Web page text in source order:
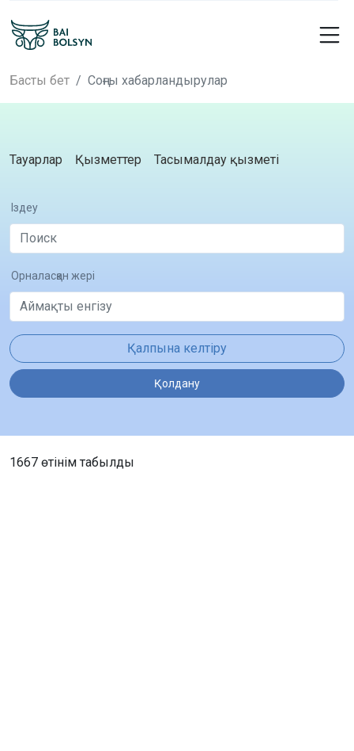
Басты бет Соңғы хабарландырулар
Тауарлар Қызметтер Тасымалдау қызметі
Іздеу
Орналасқан жері
Қалпына келтіру
Қолдану
1667 өтінім табылды